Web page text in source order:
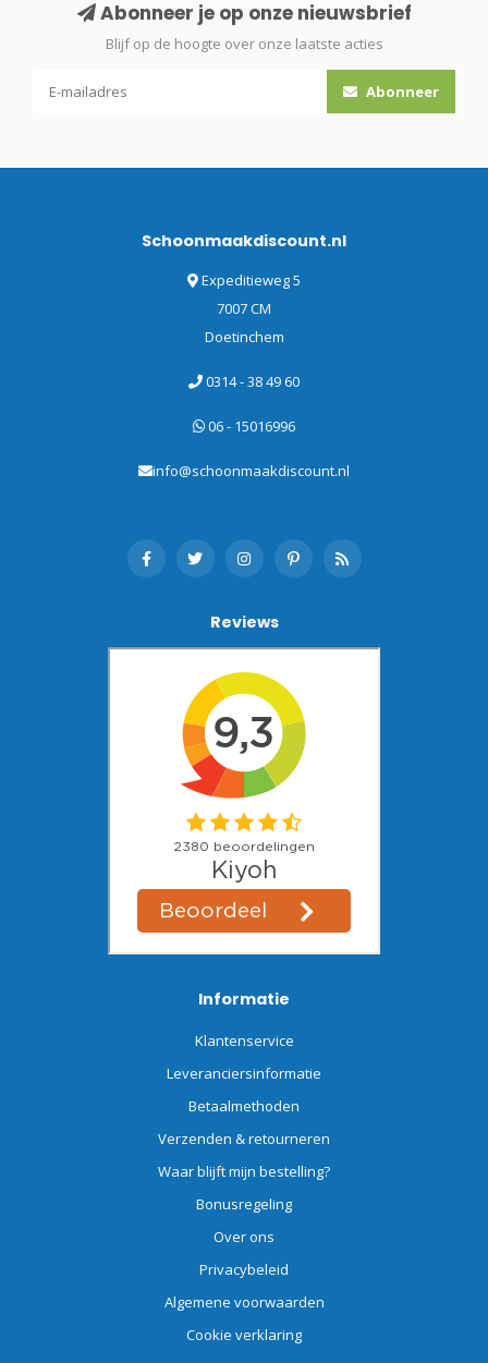
Abonneer je op onze nieuwsbrief
Blijf op de hoogte over onze laatste acties
Abonneer
Schoonmaakdiscount.nl
Expeditieweg 5
7007 CM
Doetinchem
0314 - 38 49 60
06 - 15016996
info@schoonmaakdiscount.nl
Reviews
Informatie
Klantenservice
Leveranciersinformatie
Betaalmethoden
Verzenden & retourneren
Waar blijft mijn bestelling?
Bonusregeling
Over ons
Privacybeleid
Algemene voorwaarden
Cookie verklaring